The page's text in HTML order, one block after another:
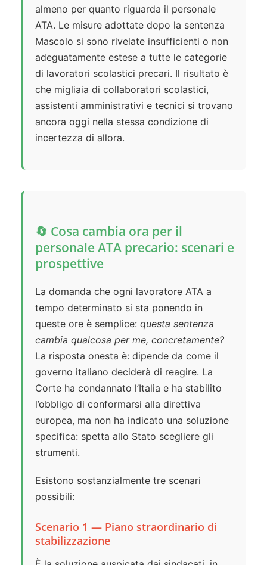
almeno per quanto riguarda il personale
ATA. Le misure adottate dopo la sentenza
Mascolo si sono rivelate insufficienti o non
adeguatamente estese a tutte le categorie
di lavoratori scolastici precari. Il risultato è
che migliaia di collaboratori scolastici,
assistenti amministrativi e tecnici si trovano
ancora oggi nella stessa condizione di
incertezza di allora.
🔄 Cosa cambia ora per il
personale ATA precario: scenari e
prospettive
La domanda che ogni lavoratore ATA a
tempo determinato si sta ponendo in
queste ore è semplice: questa sentenza
cambia qualcosa per me, concretamente?
La risposta onesta è: dipende da come il
governo italiano deciderà di reagire. La
Corte ha condannato l’Italia e ha stabilito
l’obbligo di conformarsi alla direttiva
europea, ma non ha indicato una soluzione
specifica: spetta allo Stato scegliere gli
strumenti.
Esistono sostanzialmente tre scenari
possibili:
Scenario 1 — Piano straordinario di
stabilizzazione